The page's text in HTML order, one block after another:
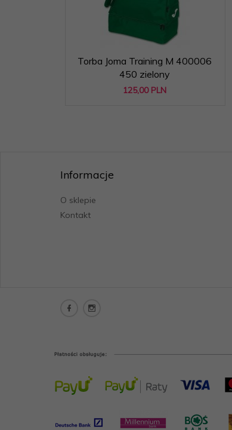
Torba Joma Training M 400006
450 zielony
125,00 PLN
Informacje
O sklepie
Kontakt